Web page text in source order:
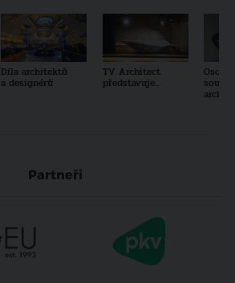
Díla architektů
a designérů
TV Architect
představuje...
Partneři